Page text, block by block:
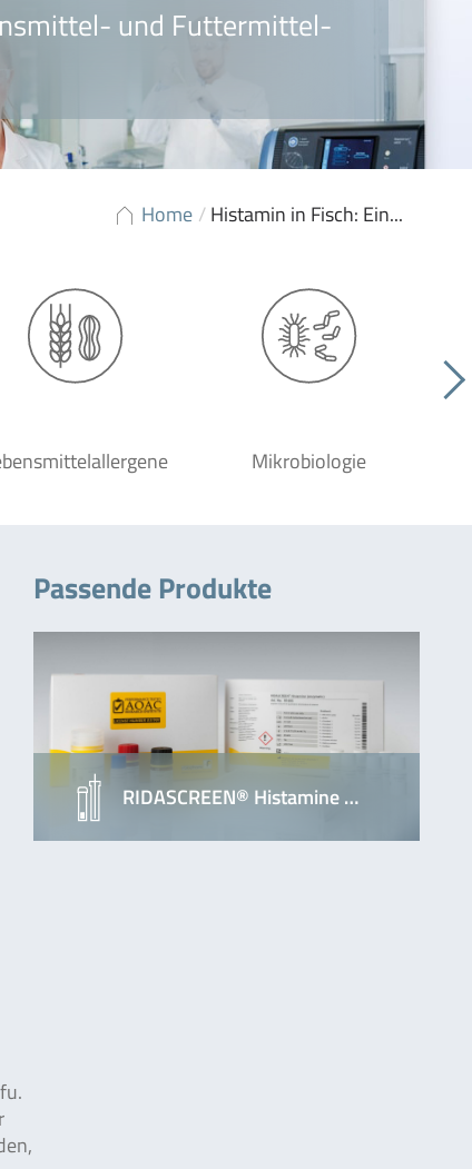
und Futtermittel-
Home /Histamin in Fisch: Ein...
Mikrobiologie
Passende Produkte
RIDASCREEN® Histamine …